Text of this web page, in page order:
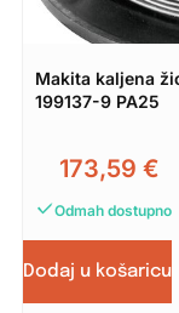
Makita kaljena
199137-9 PA25
173,59 €
Odmah dostupno
Dodaj u košaricu